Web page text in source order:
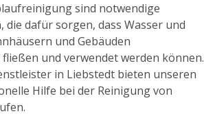
sind notwendige
die dafür sorgen, dass Wasser und
und Gebäuden
und verwendet werden können.
in Liebstedt bieten unseren
Hilfe bei der Reinigung von